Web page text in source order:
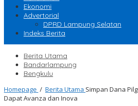
Ekonomi
Advertorial
DPRD Lampung Selatan
Indeks Berita
Berita Utama
Bandarlampung
Bengkulu
Homepage / Berita Utama Simpan Dana
Dapat Avanza dan Inova